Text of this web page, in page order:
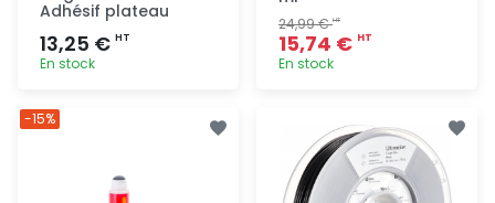
Adhésif plateau
13,25 € HT
En stock
24,99 €HT
15,74 € HT
En stock
rapide
-15%